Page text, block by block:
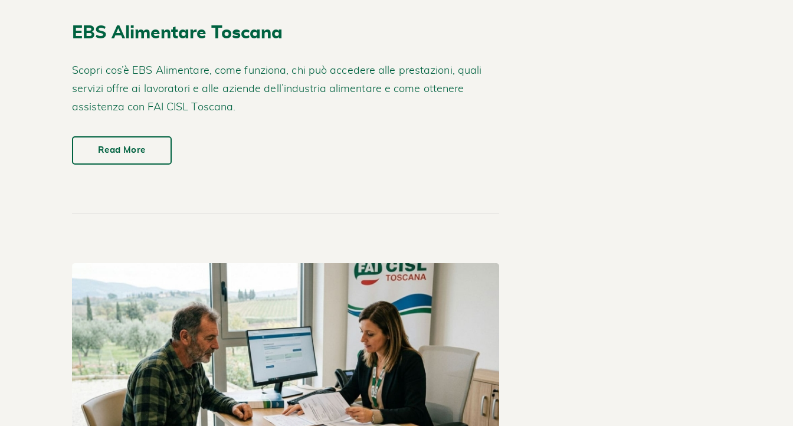
EBS Alimentare Toscana
Scopri cos’è EBS Alimentare, come funziona, chi può accedere alle prestazioni, quali
servizi offre ai lavoratori e alle aziende dell’industria alimentare e come ottenere
assistenza con FAI CISL Toscana.
Read More